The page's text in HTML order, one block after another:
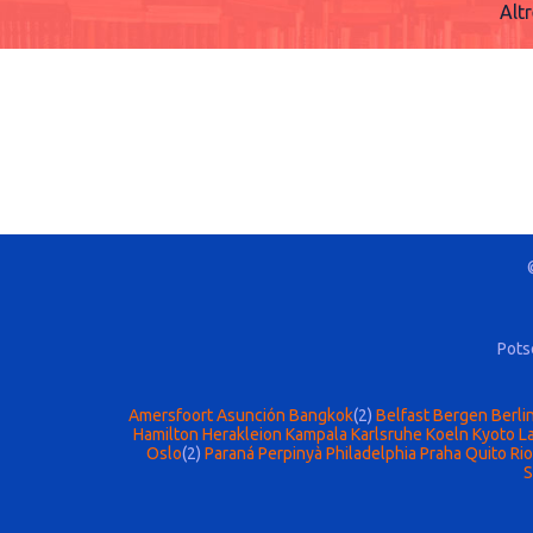
Amersfoort Asunción Bangkok(2) Belfast Bergen
Hamilton Herakleion Kampala Karlsruhe Koeln Kyoto
Oslo(2) Paraná Perpinyà Philadelphia Praha Quito